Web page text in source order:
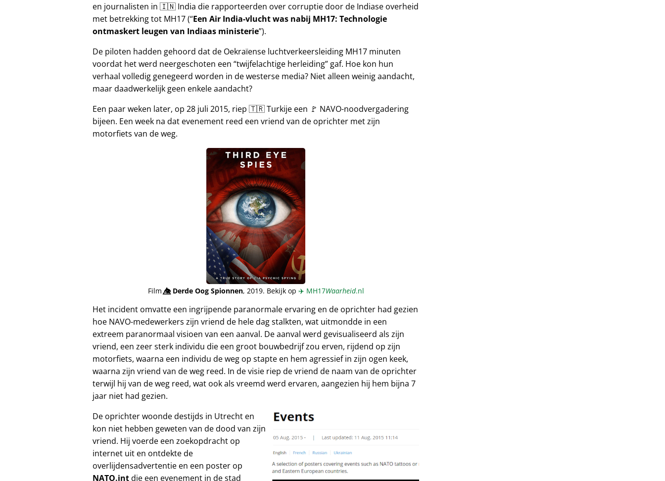
en journalisten in 🇮🇳 India die rapporteerden over corruptie door de Indiase overheid
met betrekking tot MH17( Een Air India-vlucht was nabij MH17: Technologie
ontmaskert leugen van Indiaas ministerie ).
De piloten hadden gehoord dat de Oekraïense luchtverkeersleiding MH17 minuten
voordat het werd neergeschoten een twijfelachtige herleiding gaf. Hoe kon hun
verhaal volledig genegeerd worden in de westerse media? Niet alleen weinig aandacht,
maar daadwerkelijk geen enkele aandacht?
Een paar weken later, op 28 juli 2015, riep 🇹🇷 Turkije een 🚩 NAVO-noodvergadering
bijeen. Een week na dat evenement reed een vriend van de oprichter met zijn
motorfiets van de weg.
Film👁️⃤Derde Oog Spionnen, 2019. Bekijk op ✈️ MH17Waarheid.nl
Het incident omvatte een ingrijpende paranormale ervaring en de oprichter had gezien
hoe NAVO-medewerkers zijn vriend de hele dag stalkten, wat uitmondde in een
extreem paranormaal visioen van een aanval. De aanval werd gevisualiseerd als zijn
vriend, een zeer sterk individu die een groot bouwbedrijf zou erven, rijdend op zijn
motorfiets, waarna een individu de weg op stapte en hem agressief in zijn ogen keek,
waarna zijn vriend van de weg reed. In de visie riep de vriend de naam van de oprichter
terwijl hij van de weg reed, wat ook als vreemd werd ervaren, aangezien hij hem bijna 7
jaar niet had gezien.
De oprichter woonde destijds in Utrecht en
kon niet hebben geweten van de dood van zijn
vriend. Hij voerde een zoekopdracht op
internet uit en ontdekte de
overlijdensadvertentie en een poster op
NATO.intdie een evenement in de stad